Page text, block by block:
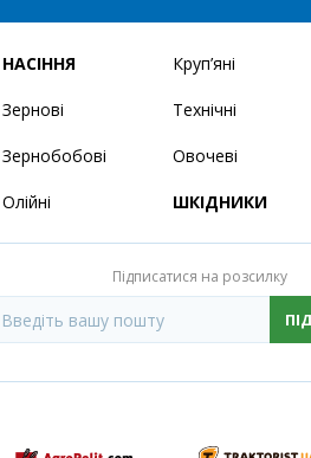
НАСІННЯ
Зернові
Зернобобові
Олійні
Круп’яні
Технічні
Овочеві
ШКІДНИКИ
Підписатися на розсилку